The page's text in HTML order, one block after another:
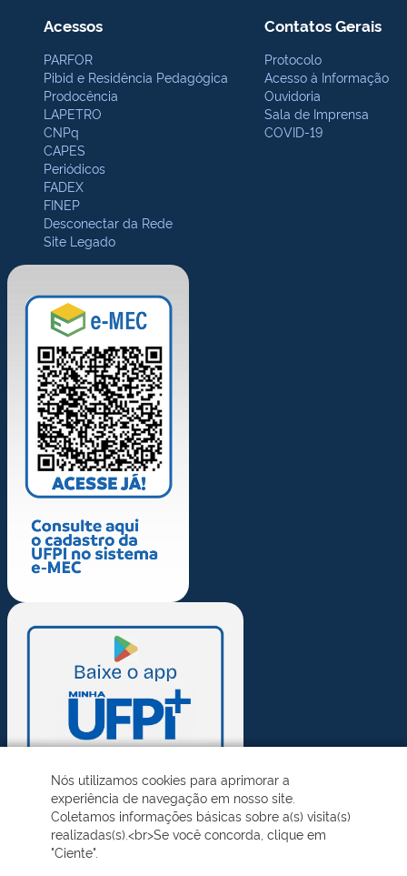
Acessos
PARFOR
Pibid e Residência Pedagógica
Prodocência
LAPETRO
CNPq
CAPES
Periódicos
FADEX
FINEP
Desconectar da Rede
Site Legado
Contatos Gerais
Protocolo
Acesso à Informação
Ouvidoria
Sala de Imprensa
COVID-19
Nós utilizamos cookies para aprimorar a
experiência de navegação em nosso site.
Coletamos informações básicas sobre a(s) visita(s)
realizadas(s).<br>Se você concorda, clique em
"Ciente".